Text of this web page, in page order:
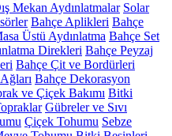
Mekan Aydınlatmalar Solar
Bahçe Aplikleri Bahçe
Üstü Aydınlatma Bahçe Set
Direkleri Bahçe Peyzaj
Bahçe Çit ve Bordürleri
Bahçe Dekorasyon
ve Çiçek Bakımı Bitki
Gübreler ve Sıvı
Çiçek Tohumu Sebze